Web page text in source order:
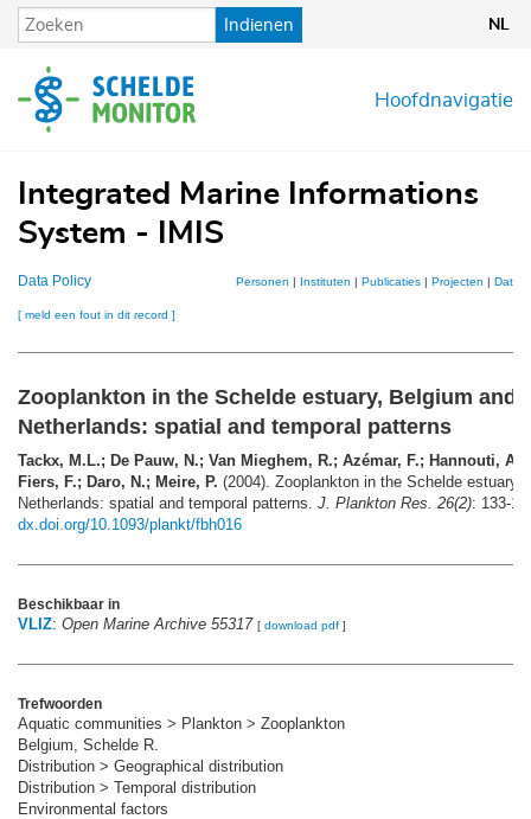
Overslaan
en
de
inhoud
Indienen NL
Hoofdnavigatie
Integrated Marine Informations
System - IMIS
Data Policy Personen | Instituten | Publicaties | Projecten |
[ meld een fout in dit record ]
Zooplankton in the Schelde estuary, Belgium and
Netherlands: spatial and temporal patterns
Tackx, M.L.; De Pauw, N.; Van Mieghem, R.; Azémar, F.; Hannouti, A.;
Fiers, F.; Daro, N.; Meire, P. (2004). Zooplankton in the Schelde estuary,
Netherlands: spatial and temporal patterns. J. Plankton Res. 26(2): 133-
dx.doi.org/10.1093/plankt/fbh016
Beschikbaar in
VLIZ: Open Marine Archive 55317 [ download pdf ]
Trefwoorden
Aquatic communities > Plankton > Zooplankton
Belgium, Schelde R.
Distribution > Geographical distribution
Distribution > Temporal distribution
Environmental factors